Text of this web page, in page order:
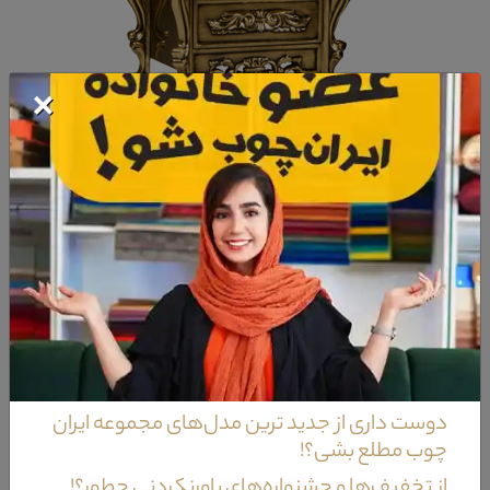
صندلی سرویس خواب
البته در برخی از موارد ممکن است اجزائی مانند پاف سرویس خواب و یا کمد سرویس
×
دوست داری از جدید ترین مدل‌های مجموعه ایران
چوب مطلع بشی؟!